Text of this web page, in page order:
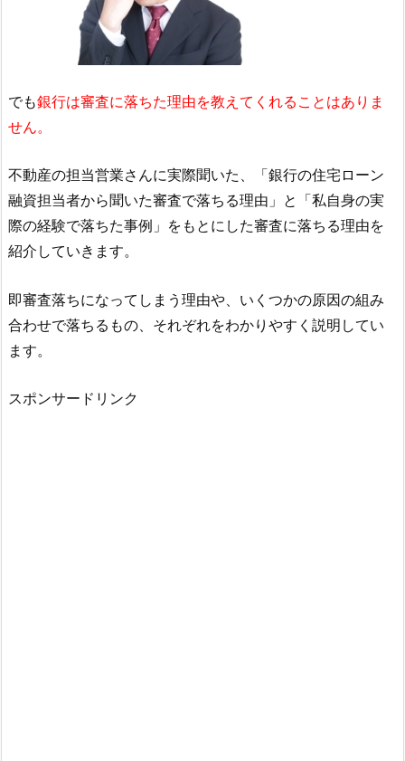
でも銀行は審査に落ちた理由を教えてくれることはありま
せん。
不動産の担当営業さんに実際聞いた、「銀行の住宅ローン
融資担当者から聞いた審査で落ちる理由」と「私自身の実
際の経験で落ちた事例」をもとにした審査に落ちる理由を
紹介していきます。
即審査落ちになってしまう理由や、いくつかの原因の組み
合わせで落ちるもの、それぞれをわかりやすく説明してい
ます。
スポンサードリンク